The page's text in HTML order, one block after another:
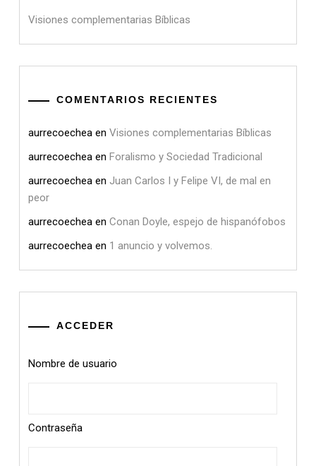
Visiones complementarias Bíblicas
COMENTARIOS RECIENTES
aurrecoechea en Visiones complementarias Bíblicas
aurrecoechea en Foralismo y Sociedad Tradicional
aurrecoechea en Juan Carlos I y Felipe VI, de mal en
peor
aurrecoechea en Conan Doyle, espejo de hispanófobos
aurrecoechea en 1 anuncio y volvemos.
ACCEDER
Nombre de usuario
Contraseña